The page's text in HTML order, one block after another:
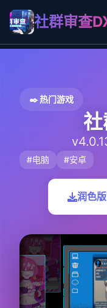
社群审查
✒️ 热门游戏
#电脑 #安卓
润色